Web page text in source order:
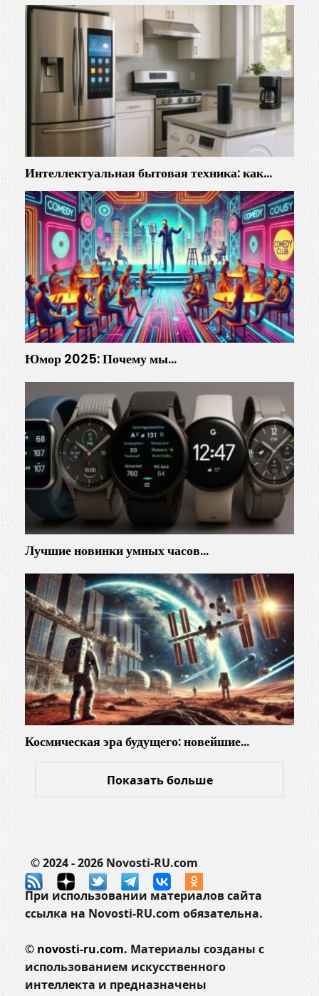
Интеллектуальная бытовая техника: как…
Юмор 2025: Почему мы…
Лучшие новинки умных часов…
Космическая эра будущего: новейшие…
Показать больше
© 2024 - 2026 Novosti-RU.com
При использовании материалов сайта
ссылка на Novosti-RU.com обязательна.
© novosti-ru.com. Материалы созданы с
использованием искусственного
интеллекта и предназначены